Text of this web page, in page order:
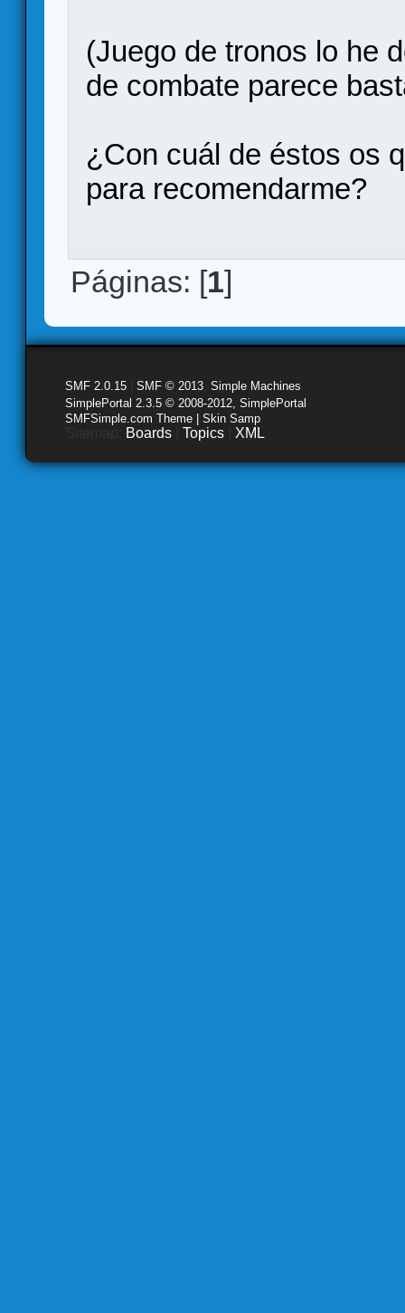
(Juego de tronos lo he
de combate parece
¿Con cuál de éstos os
para recomendarme?
Páginas: [1]
SMF 2.0.15 SMF © 2013 Simple Machines
SimplePortal 2.3.5 © 2008-2012, SimplePortal
SMFSimple.com Theme | Skin Samp
Boards Topics XML